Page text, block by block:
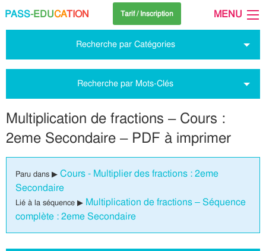
PASS-EDUCATION Tarif / Inscription MENU
Recherche par Catégories
Recherche par Mots-Clés
Multiplication de fractions – Cours :
2eme Secondaire – PDF à imprimer
Paru dans ▶ Cours - Multiplier des fractions : 2eme
Secondaire
Lié à la séquence ▶ Multiplication de fractions – Séquence
complète : 2eme Secondaire